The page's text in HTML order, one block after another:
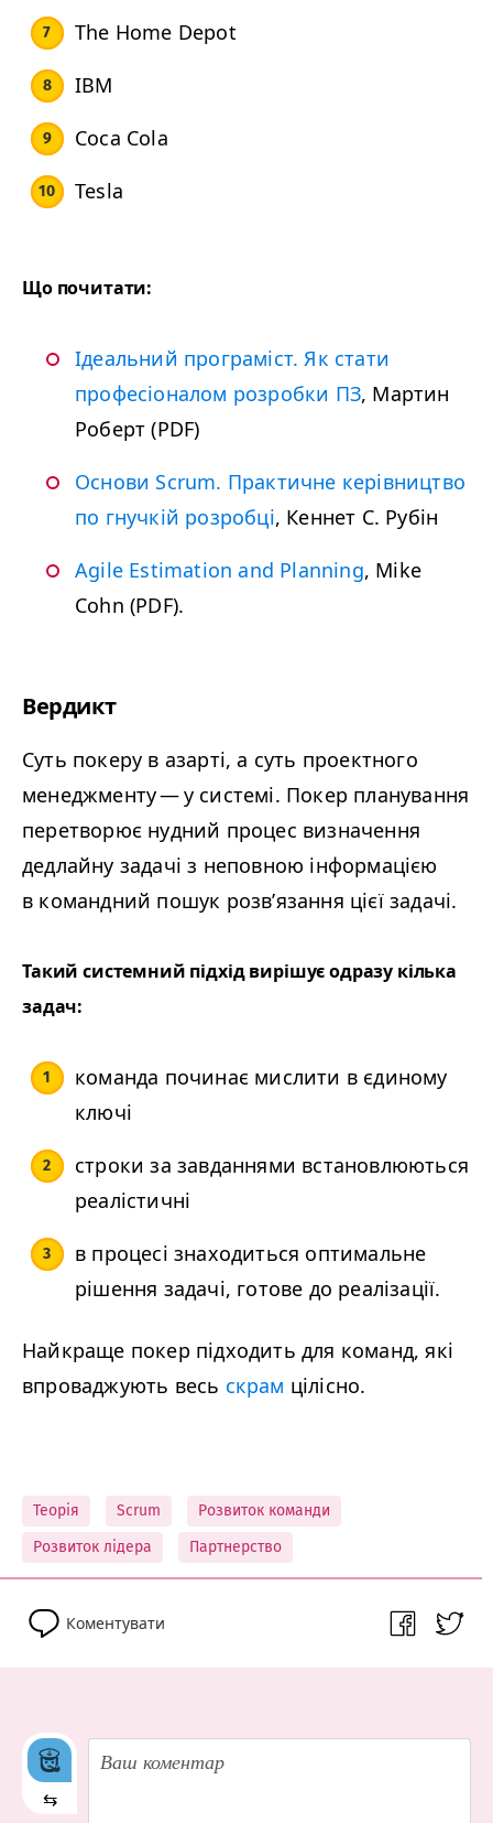
The Home Depot
IBM
Coca Cola
Tes­la
Що почитати:
Ідеальний програміст. Як стати
професіоналом розробки ПЗ, Мартин
Роберт (PDF)
Основи Scrum. Практичне керівництво
по гнучкій розробці, Кеннет С. Рубін
Agile Esti­ma­tion and Plan­ning, Mike
Cohn (PDF).
Вердикт
Суть покеру в азарті, а суть проектного
менеджменту — у системі. Покер планування
перетворює нудний процес визначення
дедлайну задачі з неповною інформацією
в командний пошук розв’язання цієї задачі.
Такий системний підхід вирішує одразу кілька
задач:
команда починає мислити в єдиному
ключі
строки за завданнями встановлюються
реалістичні
в процесі знаходиться оптимальне
рішення задачі, готове до реалізації.
Найкраще покер підходить для команд, які
впроваджують весь скрам цілісно.
Теорія Scrum
Розвиток команди
Розвиток лідера
Партнерство
Коментувати
⇆